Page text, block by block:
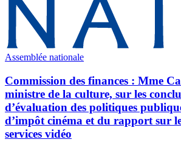
Assemblée nationale
Commission des finances : Mme
ministre de la culture, sur les
d’évaluation des politiques
d’impôt cinéma et du rapport sur
services vidéo